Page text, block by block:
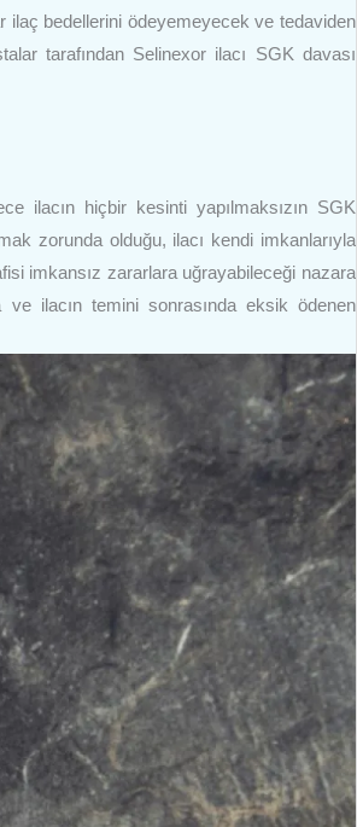
ilaç bedellerini ödeyemeyecek ve tedaviden
tarafından Selinexor ilacı SGK davası
ilacın hiçbir kesinti yapılmaksızın SGK
zorunda olduğu, ilacı kendi imkanlarıyla
imkansız zararlara uğrayabileceği nazara
ve ilacın temini sonrasında eksik ödenen